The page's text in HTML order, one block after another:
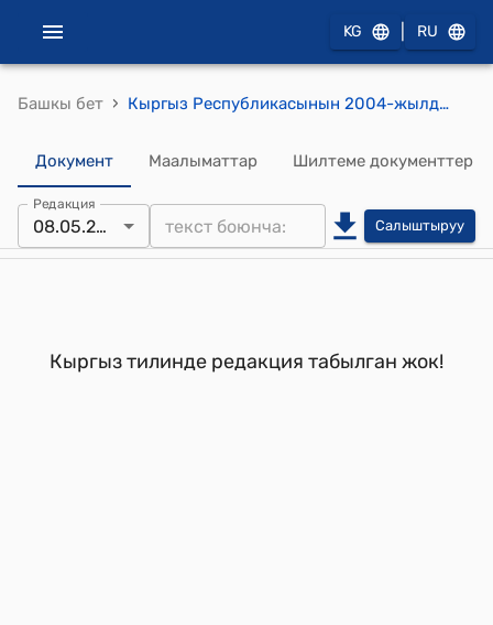
KG RU
Башкы бет › Кыргыз Республикасынын 2004-жылдын 7-октябрынын ПБ № 216 буйругу
Документ Маалыматтар Шилтеме документтер
Редакция
08.05.2007 Салыштыруу
Кыргыз тилинде редакция табылган жок!